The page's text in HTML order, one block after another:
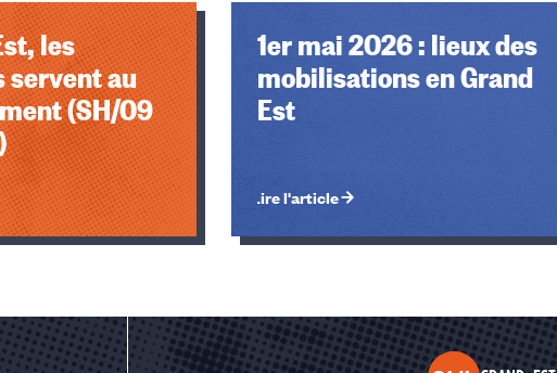
les
au
(SH/09
1er mai 2026 : lieux des
mobilisations en Grand
Est
Lire l'article